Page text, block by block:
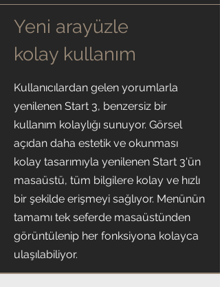
Yeni arayüzle
kolay kullanım
Kullanıcılardan gelen yorumlarla
yenilenen Start 3, benzersiz bir
kullanım kolaylığı sunuyor. Görsel
açıdan daha estetik ve okunması
kolay tasarımıyla yenilenen Start 3'ün
masaüstü, tüm bilgilere kolay ve hızlı
bir şekilde erişmeyi sağlıyor. Menünün
tamamı tek seferde masaüstünden
görüntülenip her fonksiyona kolayca
ulaşılabiliyor.